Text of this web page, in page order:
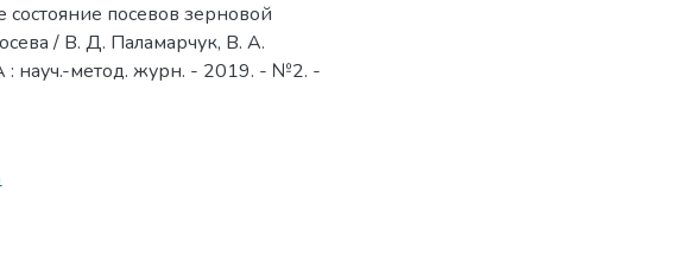
посевов зерновой
/ В. Д. Паламарчук, В. А.
науч.-метод. журн. - 2019. - №2. -